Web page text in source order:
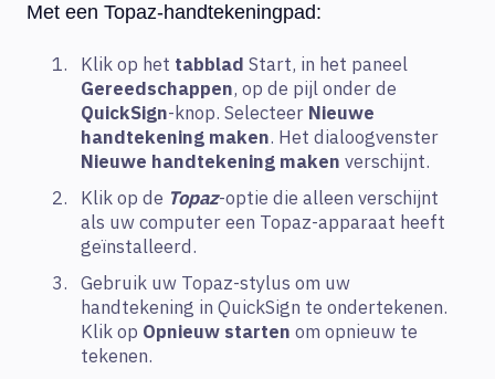
Met een Topaz-handtekeningpad:
Klik op het tabblad Start, in het paneel
Gereedschappen, op de pijl onder de
QuickSign-knop. Selecteer Nieuwe
handtekening maken. Het dialoogvenster
Nieuwe handtekening maken verschijnt.
Klik op de Topaz-optie die alleen verschijnt
als uw computer een Topaz-apparaat heeft
geïnstalleerd.
Gebruik uw Topaz-stylus om uw
handtekening in QuickSign te ondertekenen.
Klik op Opnieuw starten om opnieuw te
tekenen.